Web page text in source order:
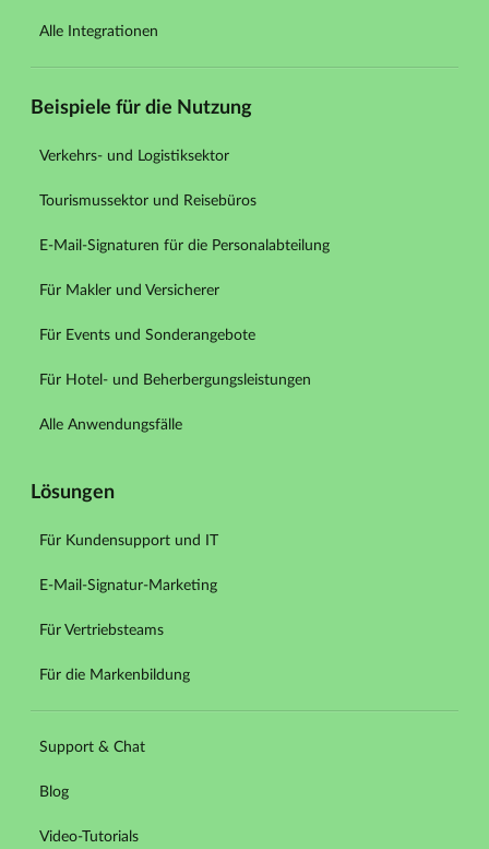
Alle Integrationen
Beispiele für die Nutzung
Verkehrs- und Logistiksektor
Tourismussektor und Reisebüros
E-Mail-Signaturen für die Personalabteilung
Für Makler und Versicherer
Für Events und Sonderangebote
Für Hotel- und Beherbergungsleistungen
Alle Anwendungsfälle
Lösungen
Für Kundensupport und IT
E-Mail-Signatur-Marketing
Für Vertriebsteams
Für die Markenbildung
Support & Chat
Blog
Video-Tutorials